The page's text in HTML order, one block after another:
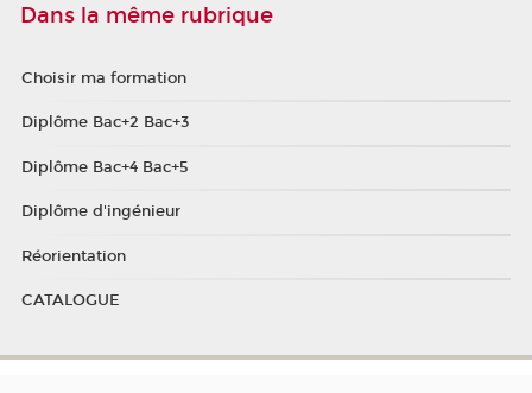
Dans la même rubrique
Choisir ma formation
Diplôme Bac+2 Bac+3
Diplôme Bac+4 Bac+5
Diplôme d'ingénieur
Réorientation
CATALOGUE